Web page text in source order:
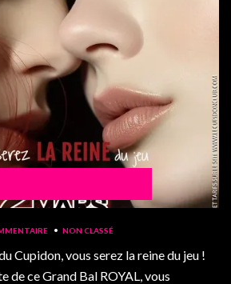
• NON CLASSÉ
Cupidon, vous serez la reine du jeu !
de ce Grand Bal ROYAL, vous